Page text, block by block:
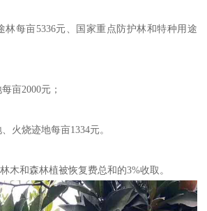
每亩5336元、国家重点防护林和特种用途
2000元；
烧迹地每亩1334元。
木和森林植被恢复费总和的3%收取。